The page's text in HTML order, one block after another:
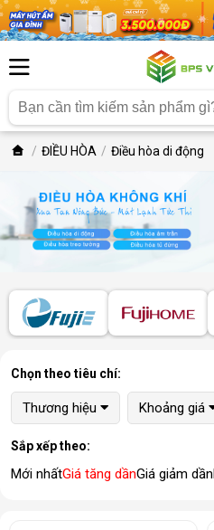
ĐIỀU HÒA Điều hòa di động
Chọn theo tiêu chí:
Thương hiệu Khoảng giá
Sắp xếp theo:
Mới nhấtGiá tăng dầnGiá giảm dần